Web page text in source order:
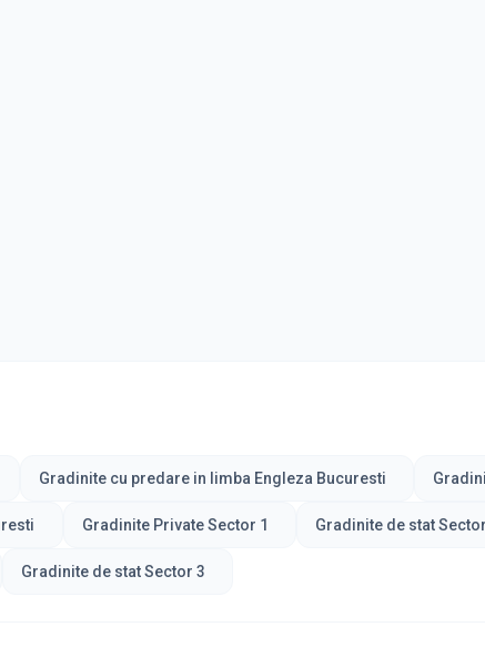
Gradinite cu predare in limba Engleza Bucuresti
Gradinite Private Sector 1 Gradinite de stat
Gradinite de stat Sector 3